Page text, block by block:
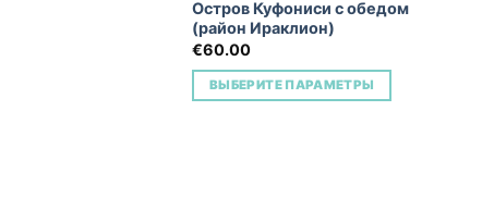
Остров Куфониси с обедом
(район Ираклион)
€60.00
ВЫБЕРИТЕ ПАРАМЕТРЫ